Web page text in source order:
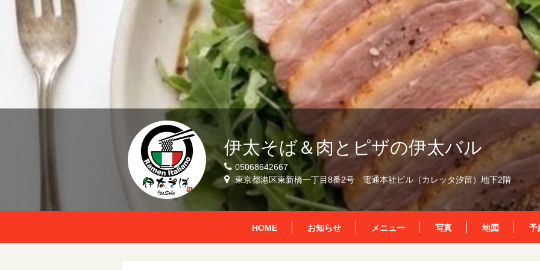
伊太そば＆肉とピザの伊太バル
05068642667
東京都港区東新橋一丁目8番2号 電通本社ビル（カレッタ汐留）地下2階
HOME お知らせ メニュー 写真 地図 予